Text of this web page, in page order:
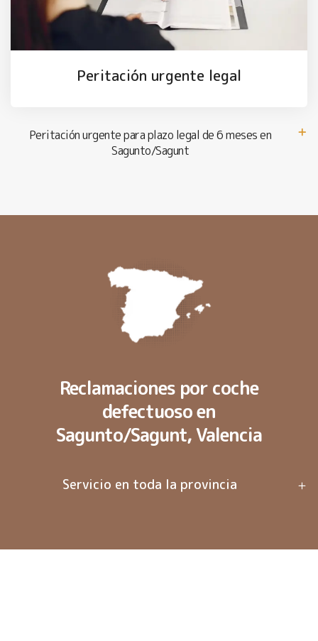
Peritación urgente legal
Peritación urgente para plazo legal de 6 meses en
Sagunto/Sagunt
Reclamaciones por coche
defectuoso en
Sagunto/Sagunt, Valencia
Servicio en toda la provincia